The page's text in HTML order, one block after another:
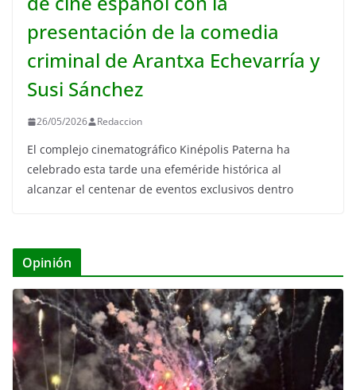
presentación de la comedia
criminal de Arantxa Echevarría y
Susi Sánchez
26/05/2026 Redaccion
El complejo cinematográfico Kinépolis Paterna ha
celebrado esta tarde una efeméride histórica al
alcanzar el centenar de eventos exclusivos dentro
Opinión